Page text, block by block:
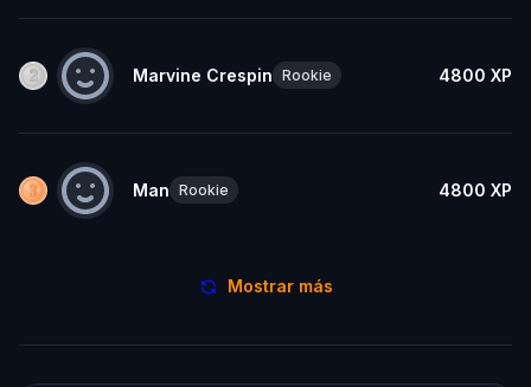
Marvine Crespin Rookie 4800 XP
Man Rookie 4800 XP
Mostrar más